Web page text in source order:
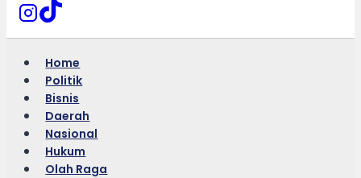
Home
Politik
Bisnis
Daerah
Nasional
Hukum
Olah Raga